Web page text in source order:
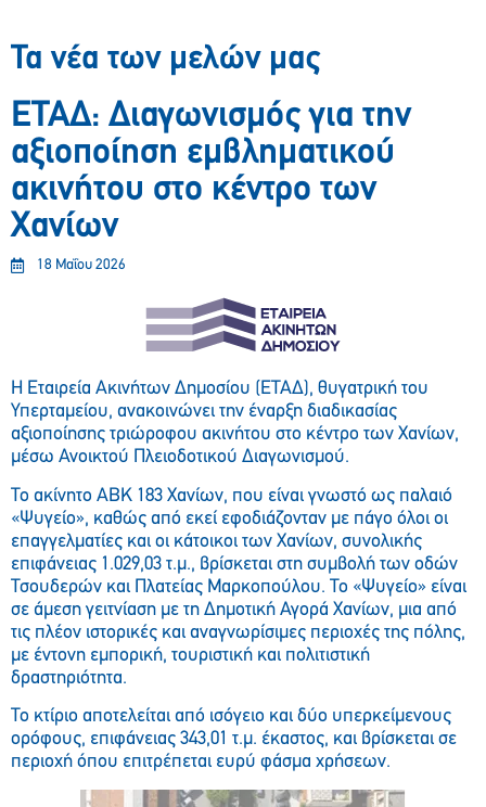
Τα νέα των μελών μας
ΕΤΑΔ: Διαγωνισμός για την
αξιοποίηση εμβληματικού
ακινήτου στο κέντρο των
Χανίων
18 Μαΐου 2026
Η Εταιρεία Ακινήτων Δημοσίου (ΕΤΑΔ), θυγατρική του
Υπερταμείου, ανακοινώνει την έναρξη διαδικασίας
αξιοποίησης τριώροφου ακινήτου στο κέντρο των Χανίων,
μέσω Ανοικτού Πλειοδοτικού Διαγωνισμού.
Το ακίνητο ΑΒΚ 183 Χανίων, που είναι γνωστό ως παλαιό
«Ψυγείο», καθώς από εκεί εφοδιάζονταν με πάγο όλοι οι
επαγγελματίες και οι κάτοικοι των Χανίων, συνολικής
επιφάνειας 1.029,03 τ.μ., βρίσκεται στη συμβολή των οδών
Τσουδερών και Πλατείας Μαρκοπούλου. Το «Ψυγείο» είναι
σε άμεση γειτνίαση με τη Δημοτική Αγορά Χανίων, μια από
τις πλέον ιστορικές και αναγνωρίσιμες περιοχές της πόλης,
με έντονη εμπορική, τουριστική και πολιτιστική
δραστηριότητα.
Το κτίριο αποτελείται από ισόγειο και δύο υπερκείμενους
ορόφους, επιφάνειας 343,01 τ.μ. έκαστος, και βρίσκεται σε
περιοχή όπου επιτρέπεται ευρύ φάσμα χρήσεων.